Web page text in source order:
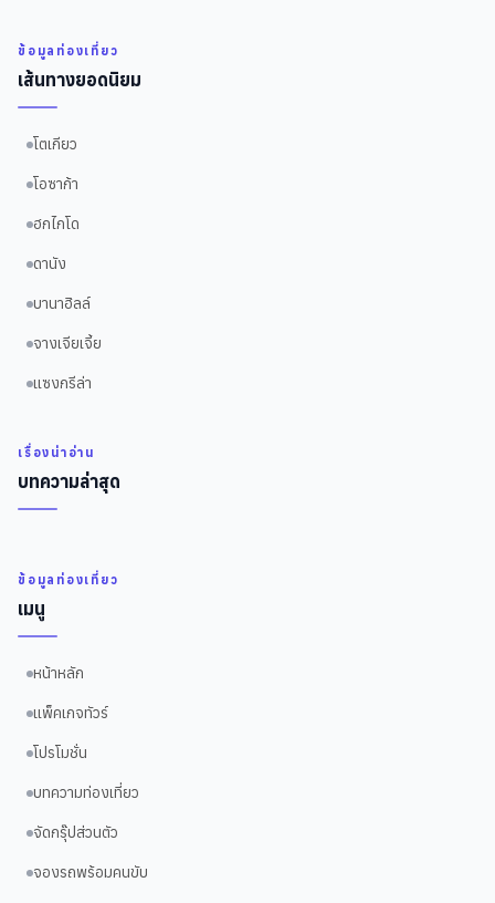
ข้อมูลท่องเที่ยว
เส้นทางยอดนิยม
โตเกียว
โอซาก้า
ฮกไกโด
ดานัง
บานาฮิลล์
จางเจียเจี้ย
แซงกรีล่า
เรื่องน่าอ่าน
บทความล่าสุด
ข้อมูลท่องเที่ยว
เมนู
หน้าหลัก
แพ็คเกจทัวร์
โปรโมชั่น
บทความท่องเที่ยว
จัดกรุ๊ปส่วนตัว
จองรถพร้อมคนขับ